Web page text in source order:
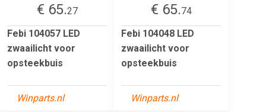
€ 65.27
Febi 104057 LED
zwaailicht voor
opsteekbuis
Winparts.nl
€ 65.74
Febi 104048 LED
zwaailicht voor
opsteekbuis
Winparts.nl